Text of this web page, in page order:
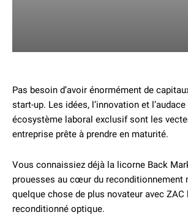
Pas besoin d’avoir énormément de
start-up. Les idées, l’innovation et
écosystème laboral exclusif sont les
entreprise prête à prendre en maturité.
Vous connaissiez déjà la licorne Back
prouesses au cœur du reconditionnement
quelque chose de plus novateur avec ZAC
reconditionné optique.